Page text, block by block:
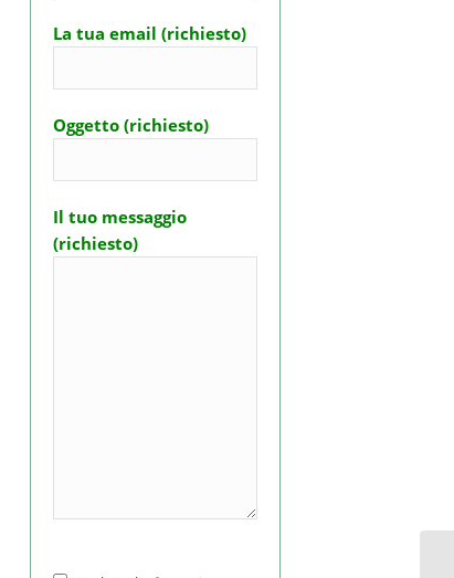
La tua email (richiesto)
Oggetto (richiesto)
Il tuo messaggio
(richiesto)